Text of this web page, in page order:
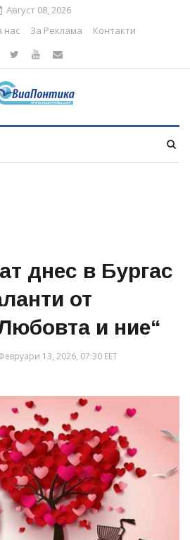
Август 08, 2026
нас За Реклама Контакти
днес в Бургас
от
и ние“
13, 2026, 07:30 EET